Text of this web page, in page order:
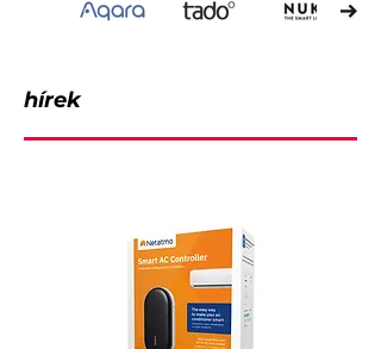
hírek